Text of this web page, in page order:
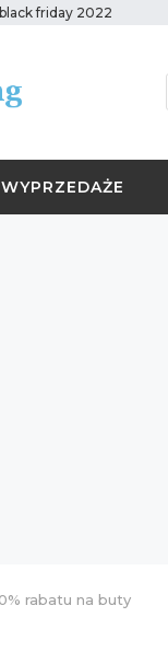
black friday 2022
WYPRZEDAŻE